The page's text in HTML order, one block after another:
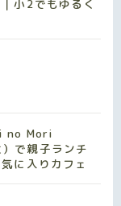
小2でもゆるく
no Mori
で親子ランチ
に入りカフェ